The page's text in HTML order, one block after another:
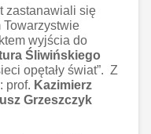
zastanawiali się
wyjścia do
Śliwińskiego
opętały świat”. Z
prof. Kazimierz
Grzeszczyk